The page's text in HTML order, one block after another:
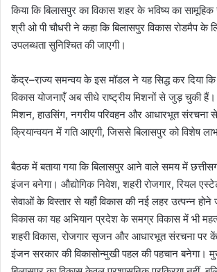
किया कि बिलासपुर का विकास शहर के भविष्य का
श्री ओ पी चौधरी ने कहा कि बिलासपुर विकास रोडमैप के
उपलब्धता सुनिश्चित की जाएगी।
केंद्र–राज्य समन्वय के इस मॉडल ने यह सिद्ध कर दिया कि
विकास योजनाएँ अब सीधे राष्ट्रीय मिशनों से जुड़ चुकी हैं।
मिशन, हाउसिंग, नगरीय परिवहन और आधारभूत संरचना
क्रियान्वयन में गति आएगी, जिससे बिलासपुर को विशेष
बैठक में बताया गया कि बिलासपुर आने वाले समय में
इंजन बनेगा। औद्योगिक निवेश, शहरी रोजगार, रियल
सेवाओं के विस्तार से यहाँ विकास की नई लहर उत्पन्न होने
विकास का यह अभियान प्रदेश के समग्र विकास में भी
शहरी विकास, रोजगार सृजन और आधारभूत संरचना पर
इंजन सरकार की विकासोन्मुखी पहल की पहचान बनेगा।